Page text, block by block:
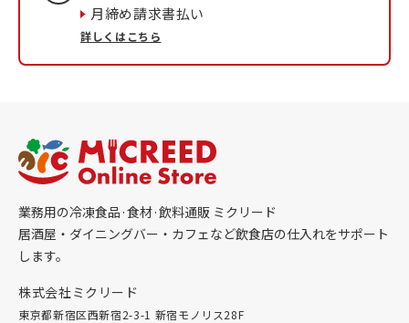
月締め請求書払い
詳しくはこちら
業務用の冷凍食品·食材·飲料通販 ミクリード
居酒屋・ダイニングバー・カフェなど飲食店の仕入れをサポート
します。
株式会社ミクリード
東京都新宿区西新宿2-3-1 新宿モノリス28F